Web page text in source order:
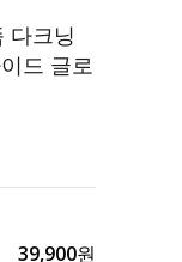
다크닝
드 글로
39,900원